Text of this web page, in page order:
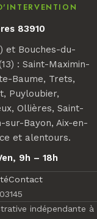
83910
et Bouches-du-
: Saint-Maximin-
Baume, Trets,
Puyloubier,
Ollières, Saint-
sur-Bayon, Aix-en-
et alentours.
9h – 18h
Contact
indépendante à